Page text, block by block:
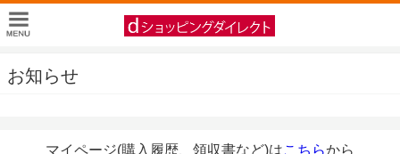
お知らせ
マイページ(購入履歴、領収書など)はこちらから